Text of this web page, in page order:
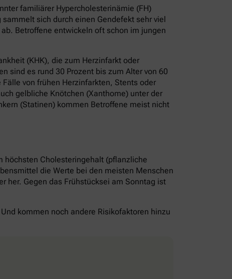
familiärer Hypercholesterinämie (FH)
sich durch einen Gendefekt sehr viel
Betroffene entwickeln oft schon im jungen
(KHK), die zum Herzinfarkt oder
sind es rund 30 Prozent bis zum Alter von 60
von frühen Herzinfarkten, Stents oder
gelbliche Knötchen (Xanthome) unter der
(Statinen) kommen Betroffene meist nicht
höchsten Cholesteringehalt (pflanzliche
die Werte bei den meisten Menschen
her. Gegen das Frühstücksei am Sonntag ist
kommen noch andere Risikofaktoren hinzu